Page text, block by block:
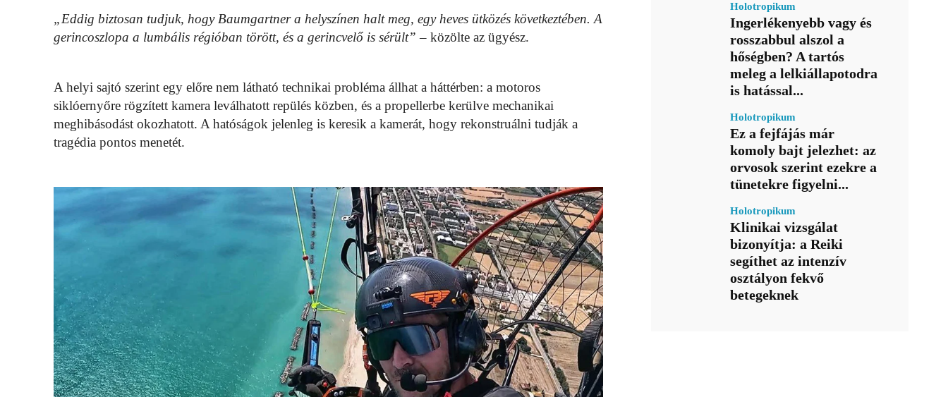
„Eddig biztosan tudjuk, hogy Baumgartner a helyszínen halt meg, egy heves ütközés következtében. A
gerincoszlopa a lumbális régióban törött, és a gerincvelő is sérült” – közölte az ügyész.
A helyi sajtó szerint egy előre nem látható technikai probléma állhat a háttérben: a motoros
siklóernyőre rögzített kamera leválhatott repülés közben, és a propellerbe kerülve mechanikai
meghibásodást okozhatott. A hatóságok jelenleg is keresik a kamerát, hogy rekonstruálni tudják a
tragédia pontos menetét.
Holotropikum
Ingerlékenyebb vagy és
rosszabbul alszol a
hőségben? A tartós
meleg a lelkiállapotodra
is hatással...
Holotropikum
Ez a fejfájás már
komoly bajt jelezhet: az
orvosok szerint ezekre a
tünetekre figyelni...
Holotropikum
Klinikai vizsgálat
bizonyítja: a Reiki
segíthet az intenzív
osztályon fekvő
betegeknek